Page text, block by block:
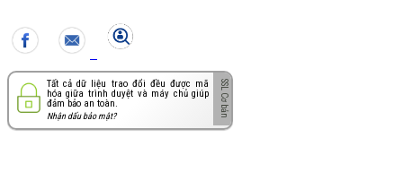
Tất cả dữ liệu trao đổi đều được mã
hóa giữa trình duyệt và máy chủ giúp
đảm bảo an toàn.
Nhận dấu bảo mật?